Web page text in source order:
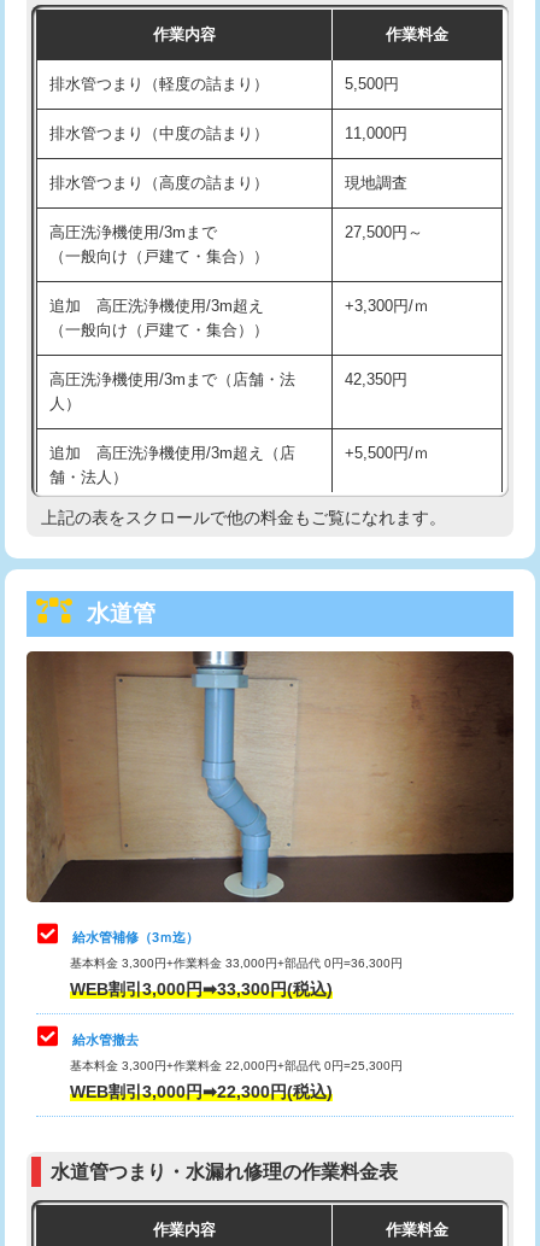
現場見積
※給水管工事は20mmまでの価格です。
持込商品取付（単水栓） 13,200円
持込商品取付（混合水栓） 16,500円
持込商品取付（浄水器・分岐水栓） 16,500円
給水管工事※（ホール加工) 16,500円
給水管工事※（バンド止め) 3,300円
給水管工事※（支持金具設置)
給水管工事※（保温材使用（バンド止
め込み）)
5,500円
給水管工事※（土の掘削・埋め戻し作
業)
11,000円
給水管工事※（塩ビ管（VP・HI）使
用/3ｍまで)
33,000円
給水管工事※（塩ビ管（VP・HI）使
+8,800円
給水管工事※（ライニング鋼管・銅
管・ポリ管・HT管使用/3ｍまで)
給水管工事※（ライニング鋼管・銅
管・ポリ管・HT管使用/3ｍ超え)
排水管工事（土の掘削・埋め戻し作
11,000円~
排水管工事（排水管工事/3ｍまで） 55,000円
排水管工事（追加 排水管工事/3ｍ超
マス交換（土の掘削・埋め戻し作業）
マス交換（深さ50㎝未満）
マス交換（深さ50㎝以上）
コンクリート斫り（厚さ10㎝まで）
作業内容 作業料金
排水管つまり（軽度の詰まり） 5,500円
排水管つまり（中度の詰まり） 11,000円
排水管つまり（高度の詰まり） 現地調査
高圧洗浄機使用/3mまで
（一般向け（戸建て・集合））
27,500円～
追加 高圧洗浄機使用/3m超え
（一般向け（戸建て・集合））
+3,300円/ｍ
高圧洗浄機使用/3mまで（店舗・法
人）
42,350円
追加 高圧洗浄機使用/3m超え（店
舗・法人）
+5,500円/ｍ
高度高圧洗浄換 現地調査
トーラー機使用/3mまで
追加トーラー機使用/3m超え
33,000円
8,800円
止水・漏水調査・防水処理・清掃・修
理・調整・分解・加工など（軽作業）
11,000円
止水・漏水調査・防水処理・清掃・修
理・調整・分解・加工など（中作業）
止水・漏水調査・防水処理・清掃・修
理・調整・分解・加工など（重作業）
33,000円
その他部品の脱着
交換・取付（タンク）
式）)
式・ワンホール）)
上記の表をスクロールで他の料金もご覧になれます。
水道管
給水管補修（3ｍ迄）
基本料金 3,300円+作業料金 33,000円+部品代 0円=36,300円
WEB割引3,000円➡33,300円(税込)
給水管撤去
基本料金 3,300円+作業料金 22,000円+部品代 0円=25,300円
WEB割引3,000円➡22,300円(税込)
水道管つまり・水漏れ修理の作業料金表
作業内容 作業料金